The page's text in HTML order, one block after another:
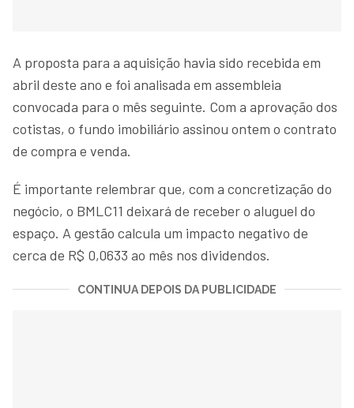
A proposta para a aquisição havia sido recebida em
abril deste ano e foi analisada em assembleia
convocada para o mês seguinte. Com a aprovação dos
cotistas, o fundo imobiliário assinou ontem o contrato
de compra e venda.
É importante relembrar que, com a concretização do
negócio, o BMLC11 deixará de receber o aluguel do
espaço. A gestão calcula um impacto negativo de
cerca de R$ 0,0633 ao mês nos dividendos.
CONTINUA DEPOIS DA PUBLICIDADE